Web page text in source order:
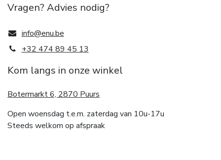
Vragen? Advies nodig?
info@enu.be
+32 474 89 45 13
Kom langs in onze winkel
Botermarkt 6, 2870 Puurs
Open woensdag t.e.m. zaterdag van 10u-17u
Steeds welkom op afspraak